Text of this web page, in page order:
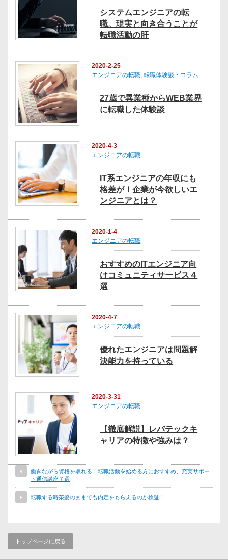
システムエンジニアの転
職。現実と向き合うことが
転職活動の肝
2020-2-25
エンジニアの転職,転職体験談・コラム
27歳で異業種からWEB業界
に転職した体験談
2020-4-3
エンジニアの転職
IT系エンジニアの年収にも
格差が！企業が今欲しいエ
ンジニアとは？
2020-1-4
エンジニアの転職
おすすめのITエンジニア向
けコミュニティサービス４
選
2020-4-7
エンジニアの転職
優れたエンジニアは問題解
決能力を持っている
2020-3-31
エンジニアの転職
【徹底解説】レバテックキ
ャリアの特徴や強みは？
働きながら資格を取れる！転職活動を始める方におすすめ、充実サポー
ト通信講座７選
転職する時茶髪のままでも内定をもらえるのか検証！
トップページに戻る